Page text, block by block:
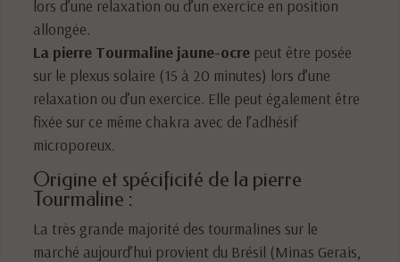
lors d’une relaxation ou d’un exercice en position
allongée.
La pierre Tourmaline jaune-ocre peut être posée
sur le plexus solaire (15 à 20 minutes) lors d’une
relaxation ou d’un exercice. Elle peut également être
fixée sur ce même chakra avec de l’adhésif
microporeux.
Origine et spécificité de la pierre
Tourmaline :
La très grande majorité des tourmalines sur le
marché aujourd’hui provient du Brésil (Minas Gerais,